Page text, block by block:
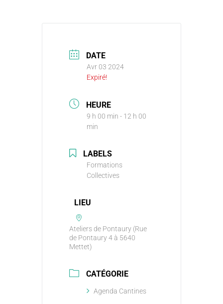
DATE
Avr 03 2024
Expiré!
HEURE
9 h 00 min - 12 h 00
min
LABELS
Formations
Collectives
LIEU
Ateliers de Pontaury (Rue
de Pontaury 4 à 5640
Mettet)
CATÉGORIE
Agenda Cantines